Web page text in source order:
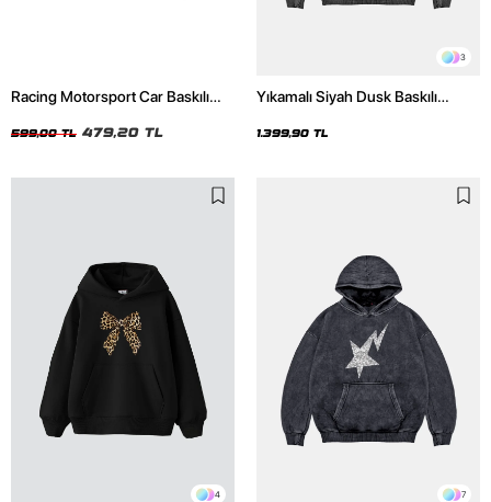
Racing Motorsport Car Baskılı
599,00 TL 479,20 TL
3
Yıkamalı Siyah Dusk Baskılı
1.399,90 TL
4 7